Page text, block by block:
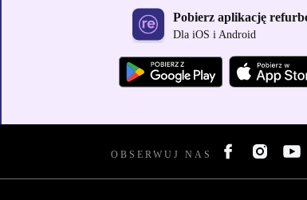
Pobierz aplikację
Dla iOS i Android
OBSERWUJ NAS